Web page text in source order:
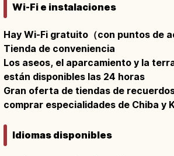
Wi-Fi e instalaciones
Hay Wi-Fi gratuito（con puntos de
Tienda de conveniencia
Los aseos, el aparcamiento y la
están disponibles las 24 horas
Gran oferta de tiendas de
comprar especialidades de Chiba y
Idiomas disponibles